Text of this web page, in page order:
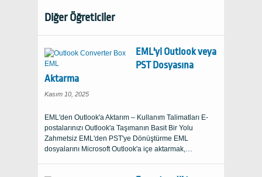
Diğer Öğreticiler
EML'yi Outlook veya
PST Dosyasına
Aktarma
Kasım 10, 2025
EML'den Outlook'a Aktarım – Kullanım Talimatları E-
postalarınızı Outlook'a Taşımanın Basit Bir Yolu
Zahmetsiz EML'den PST'ye Dönüştürme EML
dosyalarını Microsoft Outlook'a içe aktarmak,…